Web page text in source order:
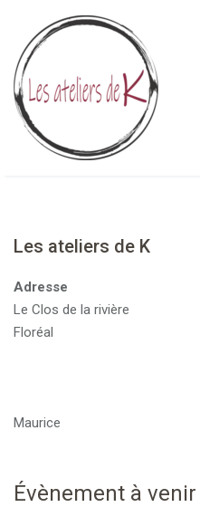
Les ateliers de K
Adresse
Le Clos de la rivière
Floréal
Maurice
Évènement à venir